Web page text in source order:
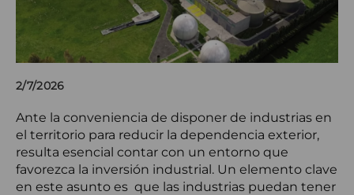
2/7/2026
Ante la conveniencia de disponer de industrias en
el territorio para reducir la dependencia exterior,
resulta esencial contar con un entorno que
favorezca la inversión industrial. Un elemento clave
en este asunto es que las industrias puedan tener